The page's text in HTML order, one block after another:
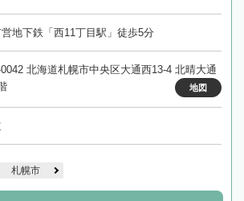
地下鉄「西11丁目駅」徒歩5分
北海道札幌市中央区大通西13-4 北晴大通
地図
札幌市